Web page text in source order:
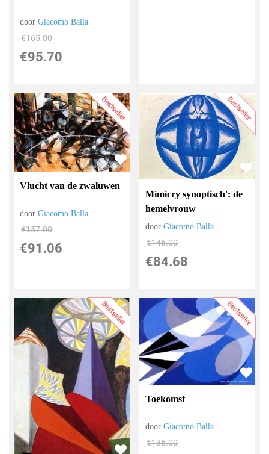
doorGiacomo Balla
€165.00
€95.70
Bestseller
Vlucht van de zwaluwen
doorGiacomo Balla
€157.00
€91.06
Bestseller
Mimicry synoptisch': de
hemelvrouw
doorGiacomo Balla
€146.00
€84.68
Bestseller Bestseller
Toekomst
doorGiacomo Balla
€135.00